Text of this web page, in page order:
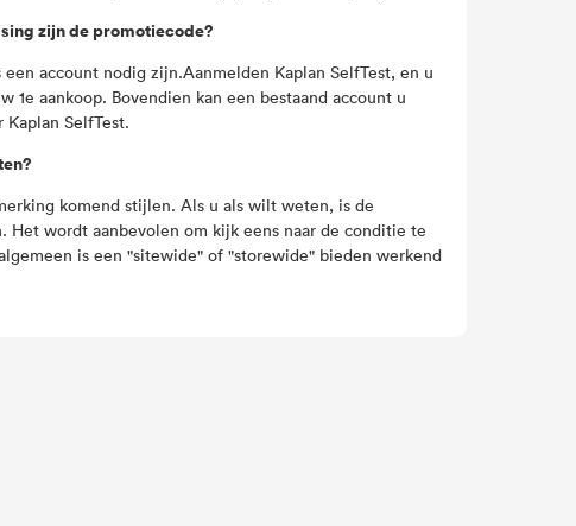
zijn de promotiecode?
account nodig zijn.Aanmelden Kaplan SelfTest, en u
aankoop. Bovendien kan een bestaand account u
SelfTest.
komend stijlen. Als u als wilt weten, is de
wordt aanbevolen om kijk eens naar de conditie te
is een "sitewide" of "storewide" bieden werkend